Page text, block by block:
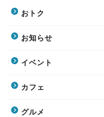
おトク
お知らせ
イベント
カフェ
グルメ